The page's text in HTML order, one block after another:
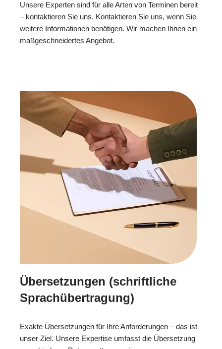
Unsere Experten sind für alle Arten von Terminen bereit
– kontaktieren Sie uns. Kontaktieren Sie uns, wenn Sie
weitere Informationen benötigen. Wir machen Ihnen ein
maßgeschneidertes Angebot.
Übersetzungen (schriftliche
Sprachübertragung)
Exakte Übersetzungen für Ihre Anforderungen – das ist
unser Ziel. Unsere Expertise umfasst die Übersetzung